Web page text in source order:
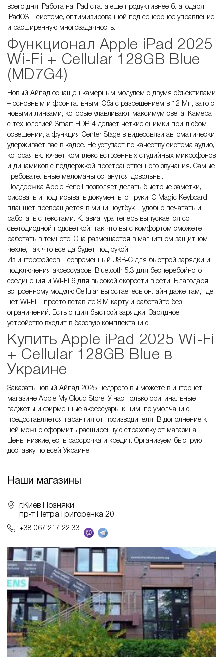
всего дня. Работа на iPad стала еще продуктивнее благодаря
iPadOS – системе, оптимизированной под сенсорное управление
и расширенную многозадачность.
Функционал Apple iPad 2025
Wi-Fi + Cellular 128GB Blue
(MD7G4)
Новый Айпад оснащен камерным модулем с двумя объективами
– основным и фронтальным. Оба с разрешением в 12 Мп, зато с
новыми линзами, которые улавливают максимум света. Камера
с технологией Smart HDR 4 делает четкие снимки при любом
освещении, а функция Center Stage в видеосвязи автоматически
удерживает вас в кадре. Не уступает по качеству система аудио,
которая включает комплекс встроенных студийных микрофонов
и динамиков с поддержкой пространственного звучания. Самые
требовательные меломаны останутся довольны.
Поддержка Apple Pencil позволяет делать быстрые заметки,
рисовать и подписывать документы от руки. С Magic Keyboard
планшет превращается в мини-ноутбук – удобно печатать и
работать с текстами. Клавиатура теперь выпускается со
светодиодной подсветкой, так что вы с комфортом сможете
работать в темноте. Она размещается в магнитном защитном
чехле, так что всегда будет под рукой.
Из интерфейсов – современный USB‑C для быстрой зарядки и
подключения аксессуаров, Bluetooth 5.3 для бесперебойного
соединения и Wi‑Fi 6 для высокой скорости в сети. Благодаря
встроенному модулю Cellular вы остаетесь онлайн даже там, где
нет Wi‑Fi – просто вставьте SIM-карту и работайте без
ограничений. Есть опция быстрой зарядки. Зарядное
устройство входит в базовую комплектацию.
Купить Apple iPad 2025 Wi-Fi
+ Cellular 128GB Blue в
Украине
Заказать новый Айпад 2025 недорого вы можете в интернет-
магазине Apple My Cloud Store. У нас только оригинальные
гаджеты и фирменные аксессуары к ним, по умолчанию
предоставляется гарантия от производителя. В дополнение к
ней можно оформить расширенную страховку от магазина.
Цены низкие, есть рассрочка и кредит. Организуем быструю
доставку по всей Украине.
Наши магазины
г.Киев Позняки
пр-т Петра Григоренка 20
+38 067 217 22 33